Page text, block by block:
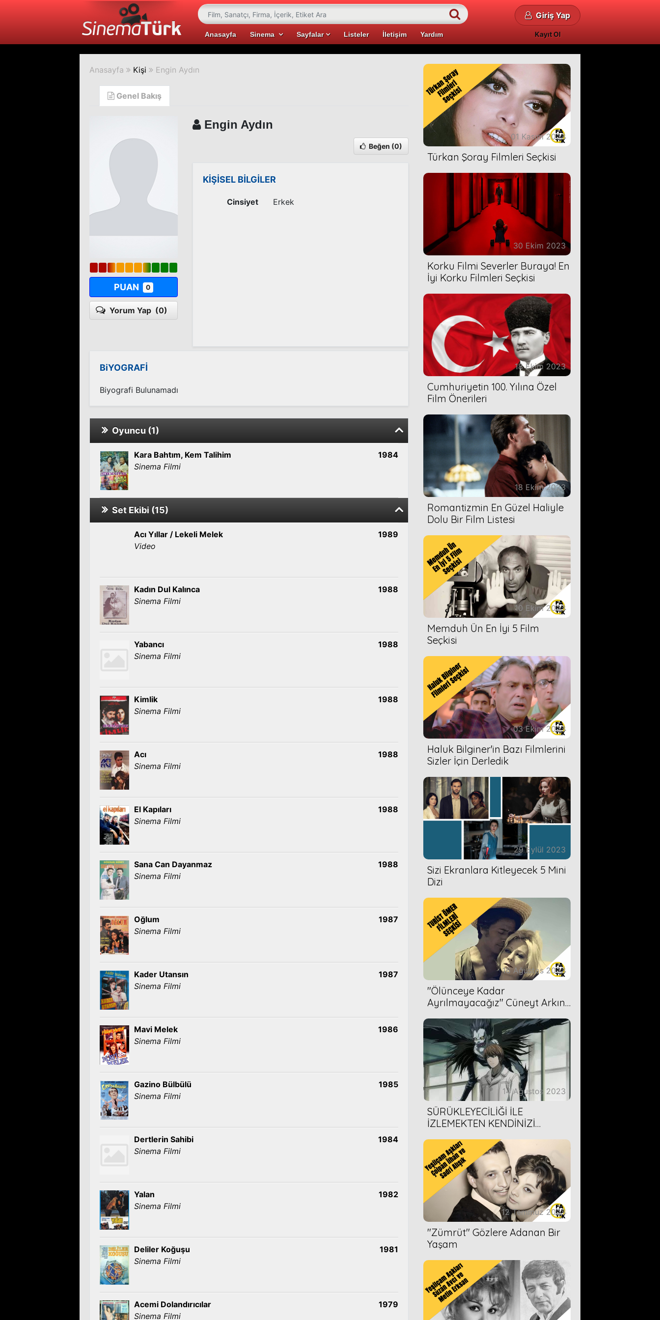
Anasayfa Sinema Sayfalar Listeler İletişim Yardım
Giriş Yap
Kayıt Ol
Anasayfa Kişi Engin Aydın
Genel Bakış
PUAN 0
Yorum Yap (0)
Engin Aydın
Beğen (0)
KİŞİSEL BİLGİLER
Cinsiyet Erkek
BiYOGRAFİ
Biyografi Bulunamadı
Oyuncu (1)
Kara Bahtım, Kem Talihim
Sinema Filmi
1984
Set Ekibi (15)
Acı Yıllar / Lekeli Melek
Video
1989
Kadın Dul Kalınca
Sinema Filmi
1988
Yabancı
Sinema Filmi
1988
Kimlik
Sinema Filmi
1988
Acı
Sinema Filmi
1988
El Kapıları
Sinema Filmi
1988
Sana Can Dayanmaz
Sinema Filmi
1988
Oğlum
Sinema Filmi
1987
Kader Utansın
Sinema Filmi
1987
Mavi Melek
Sinema Filmi
1986
Gazino Bülbülü
Sinema Filmi
1985
Dertlerin Sahibi
Sinema Filmi
1984
Yalan
Sinema Filmi
1982
Deliler Koğuşu
Sinema Filmi
1981
Acemi Dolandırıcılar
Sinema Filmi
1979
01 Kasım 2023
Türkan Şoray Filmleri Seçkisi
30 Ekim 2023
Korku Filmi Severler Buraya! En
İyi Korku Filmleri Seçkisi
18 Ekim 2023
Cumhuriyetin 100. Yılına Özel
Film Önerileri
18 Ekim 2023
Romantizmin En Güzel Haliyle
Dolu Bir Film Listesi
10 Ekim 2023
Memduh Ün En İyi 5 Film
Seçkisi
03 Ekim 2023
Haluk Bilginer'in Bazı Filmlerini
Sizler İçin Derledik
29 Eylül 2023
Sizi Ekranlara Kitleyecek 5 Mini
Dizi
16 Ağustos 2023
''Ölünceye Kadar
Ayrılmayacağız'' Cüneyt Arkın-
14 Ağustos 2023
SÜRÜKLEYECİLİĞİ İLE
İZLEMEKTEN KENDİNİZİ
ÖNERİMİZ
12 Temmuz 2023
''Zümrüt'' Gözlere Adanan Bir
Yaşam